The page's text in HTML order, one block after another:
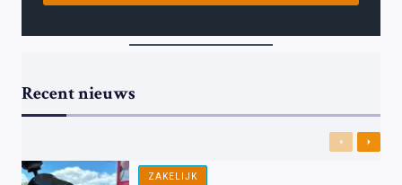
Recent nieuws
Previous
Next
ZAKELIJK